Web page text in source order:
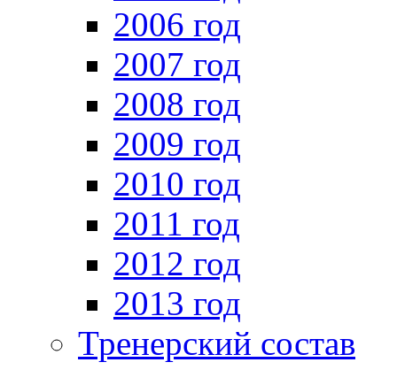
2006 год
2007 год
2008 год
2009 год
2010 год
2011 год
2012 год
2013 год
Тренерский состав